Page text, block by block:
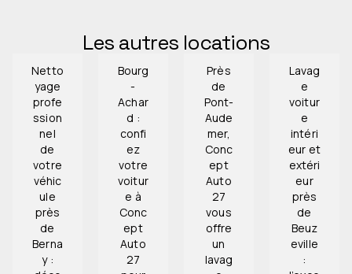
Les autres locations
Netto
yage
profe
ssion
nel
de
votre
véhic
ule
près
de
Berna
y :
Bourg
-
Achar
d :
confi
ez
votre
voitur
e à
Conc
ept
Auto
27
Près
de
Pont-
Aude
mer,
Conc
ept
Auto
27
vous
offre
un
lavag
Lavag
e
voitur
e
intéri
eur et
extéri
eur
près
de
Beuz
eville
: